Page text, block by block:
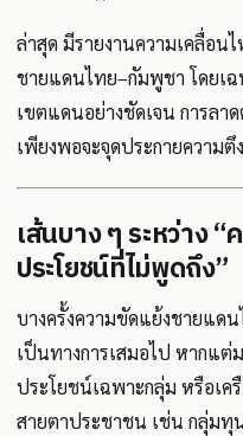
ล่าสุด มีรายงานความเคลื่อน
ชายแดนไทย–กัมพูชา โดยเ
เขตแดนอย่างชัดเจน การลา
เพียงพอจะจุดประกายความตึ
เส้นบาง ๆ ระหว่าง
ประโยชน์ที่ไม่พูดถึง”
บางครั้งความขัดแย้งชายแดน
เป็นทางการเสมอไป หากแต่
ประโยชน์เฉพาะกลุ่ม หรือเ
สายตาประชาชน เช่น กลุ่มทุ